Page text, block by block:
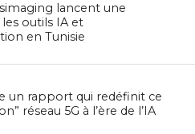
lancent une
outils IA et
en Tunisie
un rapport qui redéfinit ce
réseau 5G à l’ère de l’IA